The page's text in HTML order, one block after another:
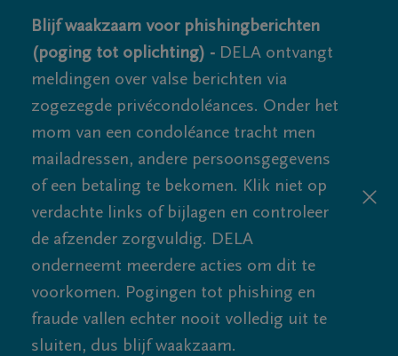
Blijf waakzaam voor phishingberichten
(poging tot oplichting) - DELA ontvangt
meldingen over valse berichten via
zogezegde privécondoléances. Onder het
mom van een condoléance tracht men
mailadressen, andere persoonsgegevens
of een betaling te bekomen. Klik niet op
verdachte links of bijlagen en controleer
de afzender zorgvuldig. DELA
onderneemt meerdere acties om dit te
voorkomen. Pogingen tot phishing en
fraude vallen echter nooit volledig uit te
sluiten, dus blijf waakzaam.